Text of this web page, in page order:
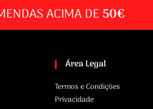
ACIMA DE 50€
Área Legal
Termos e Condições
Privacidade